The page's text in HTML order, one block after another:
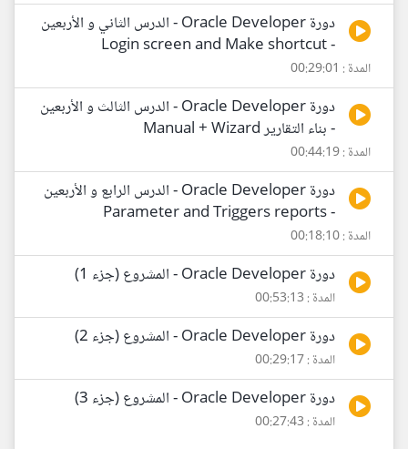
دورة Oracle Developer - الدرس الثاني و الأربعين
- Login screen and Make shortcut
المدة : 00:29:01
دورة Oracle Developer - الدرس الثالث و الأربعين
- بناء التقارير Manual + Wizard
المدة : 00:44:19
دورة Oracle Developer - الدرس الرابع و الأربعين
- Parameter and Triggers reports
المدة : 00:18:10
دورة Oracle Developer - المشروع (جزء 1)
المدة : 00:53:13
دورة Oracle Developer - المشروع (جزء 2)
المدة : 00:29:17
دورة Oracle Developer - المشروع (جزء 3)
المدة : 00:27:43